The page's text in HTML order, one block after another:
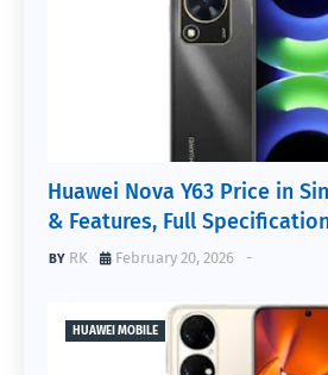
Huawei Nova Y63 Price in
& Features, Full
RK -
February 20, 2026
HUAWEI MOBILE